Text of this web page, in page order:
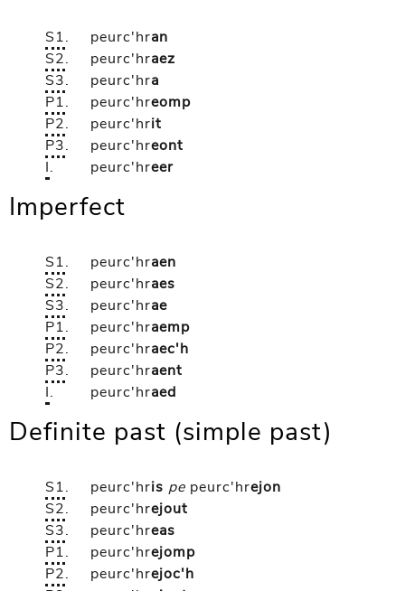
S1. peurc'hran
S2. peurc'hraez
S3. peurc'hra
P1. peurc'hreomp
P2. peurc'hrit
P3. peurc'hreont
I. peurc'hreer
Imperfect
S1. peurc'hraen
S2. peurc'hraes
S3. peurc'hrae
P1. peurc'hraemp
P2. peurc'hraec'h
P3. peurc'hraent
I. peurc'hraed
Definite past (simple past)
S1. peurc'hris pe peurc'hrejon
S2. peurc'hrejout
S3. peurc'hreas
P1. peurc'hrejomp
P2. peurc'hrejoc'h